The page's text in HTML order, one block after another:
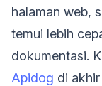
halaman web,
temui lebih
dokumentasi.
Apidog di